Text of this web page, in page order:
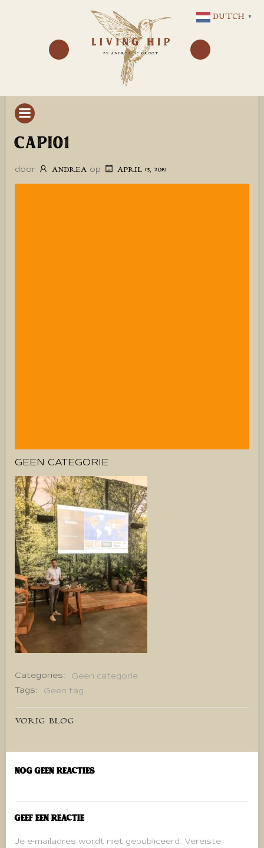
NAAR
DE
INHOUD
CAPI01
door ANDREA op APRIL 15, 2019
GEEN CATEGORIE
Categories:
Geen categorie
Tags:
Geen tag
Bericht
navigatie
VORIG BLOG
Nog geen reacties
Geef een reactie
Je e-mailadres wordt niet gepubliceerd. Vereiste
DUTCH ▼